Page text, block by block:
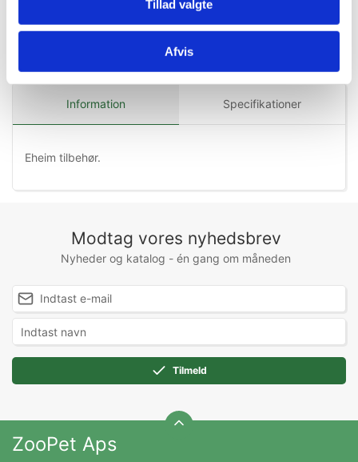
Tillad valgte
Afvis
Information Specifikationer
Eheim tilbehør.
Modtag vores nyhedsbrev
Nyheder og katalog - én gang om måneden
Tilmeld
ZooPet Aps